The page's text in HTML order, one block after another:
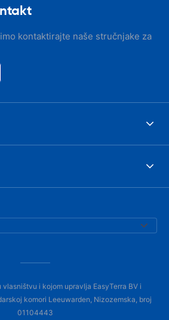
kontaktirajte naše stručnjake za
i kojom upravlja EasyTerra BV i
komori Leeuwarden, Nizozemska, broj
01104443